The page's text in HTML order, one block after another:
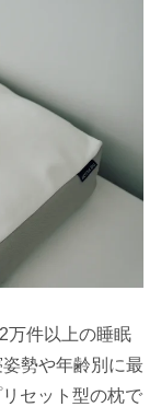
万件以上の睡眠
勢や年齢別に最
セット型の枕で